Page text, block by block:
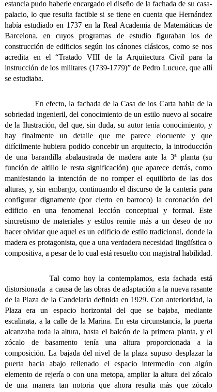
estancia pudo haberle encargado el diseño de la fachada de su casa-
palacio, lo que resulta factible si se tiene en cuenta que Hernández
había estudiado en 1737 en la Real Academia de Matemáticas de
Barcelona, en cuyos programas de estudio figuraban los de
construcción de edificios según los cánones clásicos, como se nos
acredita en el “Tratado VIII de la Arquitectura Civil para la
instrucción de los militares (1739-1779)” de Pedro Lucuce, que allí
se estudiaba.
En efecto, la fachada de la Casa de los Carta habla de la
sobriedad ingenieril, del conocimiento de un estilo nuevo al socaire
de la Ilustración, del que, sin duda, su autor tenía conocimiento, y
hay finalmente un detalle que me parece elocuente y que
difícilmente hubiera podido concebir un arquitecto, la introducción
de una barandilla abalaustrada de madera ante la 3ª planta (su
función de altillo le resta significación) que aparece detrás, como
manifestando la intención de no romper el equilibrio de las dos
alturas, y, sin embargo, continuando el discurso de la cantería para
configurar dignamente (por cierto en barroco) la coronación del
edificio en una fenomenal lección conceptual y formal. Este
sincretismo de materiales y estilos remite más a un deseo de no
hacer olvidar que aquel es un edificio de estilo tradicional, donde la
madera es protagonista, que a una verdadera necesidad lingüística o
compositiva, a pesar de lo cual está resuelto con magistral habilidad.
Tal como hoy la contemplamos, esta fachada está
distorsionada a causa de las obras de adaptación a la nueva rasante
de la Plaza de la Candelaria definida en 1929. Con anterioridad, la
Plaza era un espacio horizontal del que se bajaba, mediante
escalinata, a la calle de la Marina. En esta circunstancia, la puerta
alcanzaba toda la altura, hasta el balcón de la primera planta, y el
zócalo de basamento tenía una altura proporcionada a la
composición. La bajada del nivel de la plaza supuso desplazar la
puerta hacia abajo rellenado el espacio intermedio con algún
elemento de rejería o con una metopa, ampliar la altura del zócalo
de una manera tan notoria que ahora resulta más que zócalo